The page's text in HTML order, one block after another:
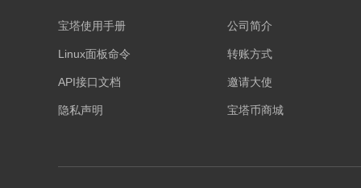
宝塔使用手册
Linux面板命令
API接口文档
隐私声明
公司简介
转账方式
邀请大使
宝塔币商城